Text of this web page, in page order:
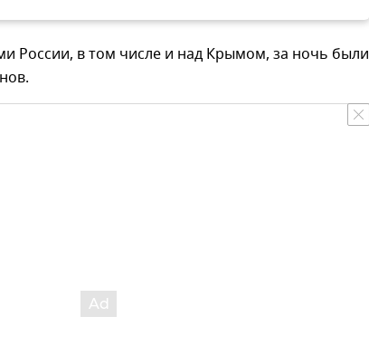
России, в том числе и над Крымом, за ночь были